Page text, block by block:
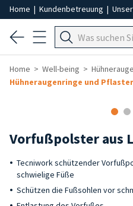
Home | Kundenbetreuung |
Home Well-being
Hühneraugenringe und Pflaster
Vorfußpolster aus
Tecniwork schützender
schwielige Füße
Schützen die Fußsohlen vor